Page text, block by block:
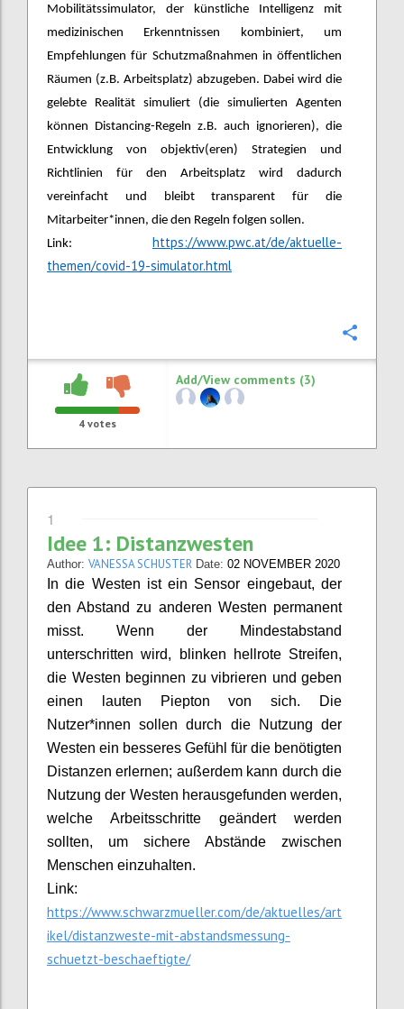
Mobilitätssimulator, der künstliche Intelligenz mit
medizinischen Erkenntnissen kombiniert, um
Empfehlungen für Schutzmaßnahmen in öffentlichen
Räumen (z.B. Arbeitsplatz) abzugeben. Dabei wird die
gelebte Realität simuliert (die simulierten Agenten
können Distancing-Regeln z.B. auch ignorieren), die
Entwicklung von objektiv(eren) Strategien und
Richtlinien für den Arbeitsplatz wird dadurch
vereinfacht und bleibt transparent für die
Mitarbeiter*innen, die den Regeln folgen sollen.
Link: https://www.pwc.at/de/aktuelle-
themen/covid-19-simulator.html
4 votes
Add/View comments (3)
1
Idee 1: Distanzwesten
Author: VANESSA SCHUSTER Date: 02 NOVEMBER 2020
In die Westen ist ein Sensor eingebaut, der
den Abstand zu anderen Westen permanent
misst. Wenn der Mindestabstand
unterschritten wird, blinken hellrote Streifen,
die Westen beginnen zu vibrieren und geben
einen lauten Piepton von sich. Die
Nutzer*innen sollen durch die Nutzung der
Westen ein besseres Gefühl für die benötigten
Distanzen erlernen; außerdem kann durch die
Nutzung der Westen herausgefunden werden,
welche Arbeitsschritte geändert werden
sollten, um sichere Abstände zwischen
Menschen einzuhalten.
Link:
https://www.schwarzmueller.com/de/aktuelles/art
ikel/distanzweste-mit-abstandsmessung-
schuetzt-beschaeftigte/